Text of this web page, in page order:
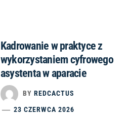
Kadrowanie w praktyce z
wykorzystaniem cyfrowego
asystenta w aparacie
BY REDCACTUS
23 CZERWCA 2026